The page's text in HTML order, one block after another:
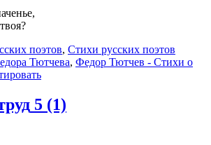
поэтов, Стихи русских поэтов
Тютчева, Федор Тютчев - Стихи о
5 (1)